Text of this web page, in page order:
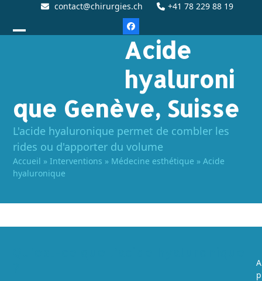
contact@chirurgies.ch +41 78 229 88 19
Acide
hyaluroni
que Genève, Suisse
L'acide hyaluronique permet de combler les
rides ou d'apporter du volume
Accueil »Interventions » Médecine esthétique »Acide
hyaluronique
A
p